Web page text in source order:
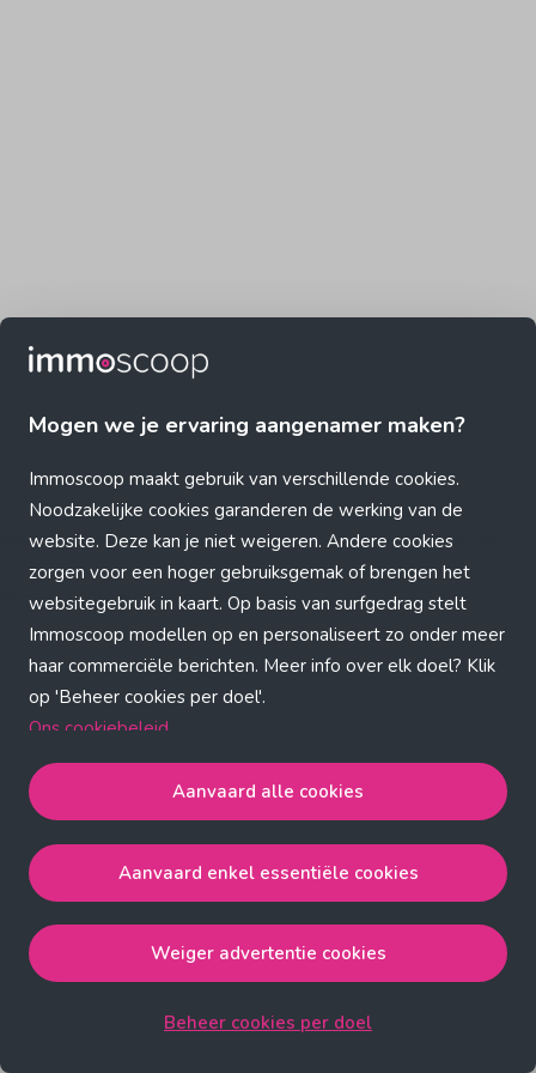
Mogen we je ervaring aangenamer maken?
Immoscoop maakt gebruik van verschillende cookies.
Noodzakelijke cookies garanderen de werking van de
website. Deze kan je niet weigeren. Andere cookies
zorgen voor een hoger gebruiksgemak of brengen het
websitegebruik in kaart. Op basis van surfgedrag stelt
Immoscoop modellen op en personaliseert zo onder meer
haar commerciële berichten. Meer info over elk doel? Klik
op 'Beheer cookies per doel'.
Ons cookiebeleid
Aanvaard alle cookiesgaat akkoord met de strict
noodzakelijke, analytische, functionele en advertentie
cookies.
de strict noodzakelijke cookies.
Weiger advertentie cookiesgaat akkoord met de strict
Aanvaard alle cookies
Aanvaard enkel essentiële cookies
Weiger advertentie cookies
Beheer cookies per doel
Application error: a client-side exception has occurred (see the
browser console for more information)